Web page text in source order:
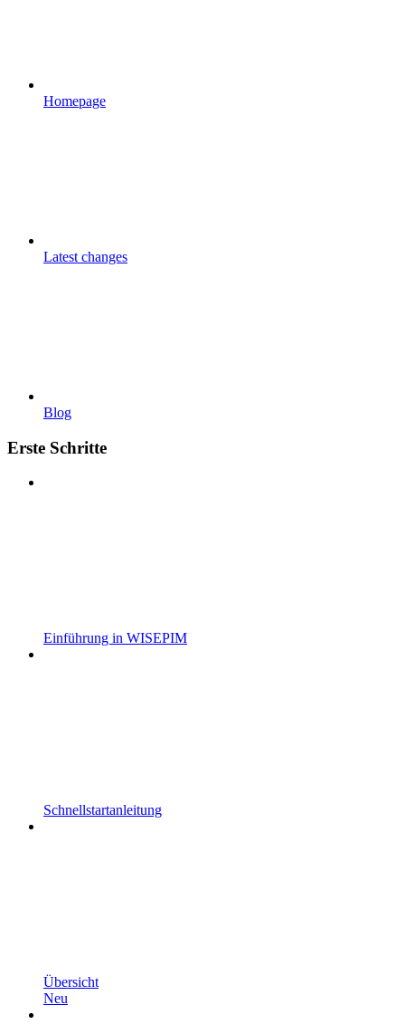
Homepage
Latest changes
Blog
Erste Schritte
Einführung in WISEPIM
Schnellstartanleitung
Übersicht
Neu